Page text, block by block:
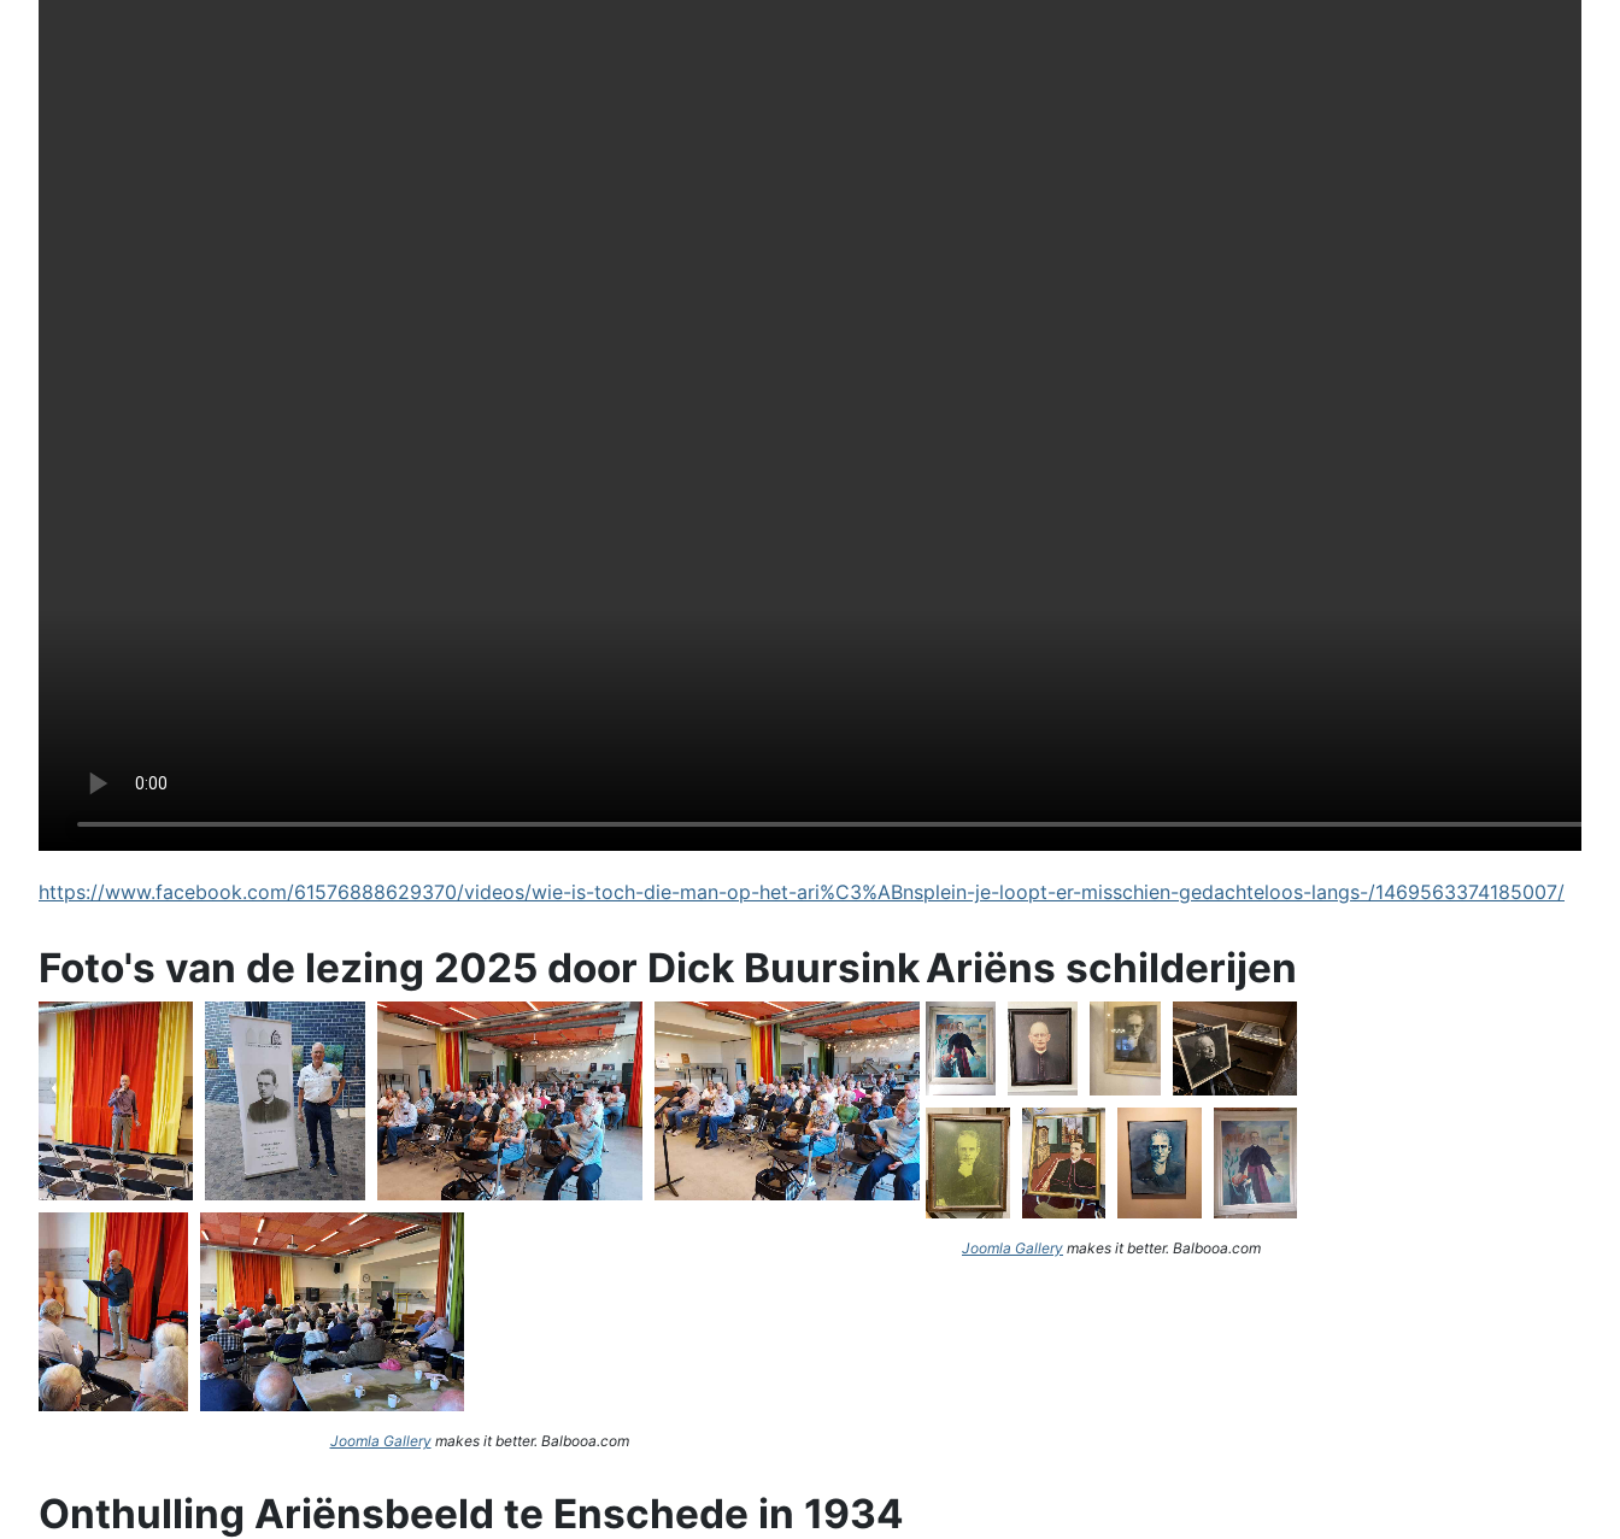
https://www.facebook.com/61576888629370/videos/wie-is-toch-die-man-op-het-ari%C3%ABnsplein-je-loopt-er-misschien-gedachteloos-langs-/1469563374185007/
Foto's van de lezing 2025 door Dick Buursink
Joomla Gallerymakes it better. Balbooa.com
Ariëns schilderijen
Joomla Gallery makes it better. Balbooa.com
Onthulling Ariënsbeeld te Enschede in 1934